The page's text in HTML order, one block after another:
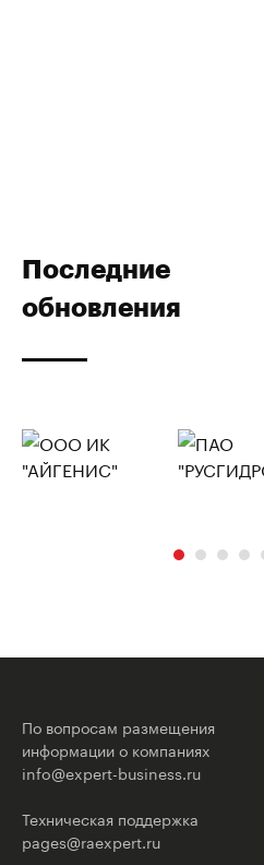
Последние
обновления
По вопросам размещения
информации о компаниях
info@expert-business.ru
Техническая поддержка
pages@raexpert.ru